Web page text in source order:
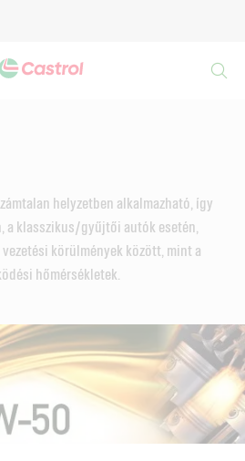
helyzetben alkalmazható, így
a klasszikus/gyűjtői autók esetén,
körülmények között, mint a
hőmérsékletek.